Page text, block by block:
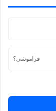
فراموشی؟